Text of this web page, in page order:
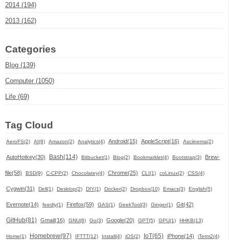
2014 (194)
2013 (162)
Categories
Blog (139)
Computer (1050)
Life (69)
Tag Cloud
AeroFS(2) AI(8) Amazon(2) Analytics(4) Android(15) AppleScript(16) Asciinema(2)
AutoHotkey(30) Bash(114) Bitbucket(1) Blog(2) Bookmarklet(4) Bootstrap(3) Brew-
file(58) BSD(9) C-CPP(2) Chocolatey(4) Chrome(25) CLI(1) coLinux(2) CSS(4)
Cygwin(31) Dell(1) Desktop(2) DIY(1) Docker(2) Dropbox(10) Emacs(3) English(5)
Evernote(14) feedly(1) Firefox(59) GAS(1) GeekTool(3) Ginger(1) Git(42)
GitHub(81) Gmail(16) GNU(8) Go(3) Google(20) GPT(5) GPU(1) HHKB(13)
Home(1) Homebrew(97) IFTTT(12) Install(4) iOS(2) IoT(65) iPhone(14) iTerm2(4)